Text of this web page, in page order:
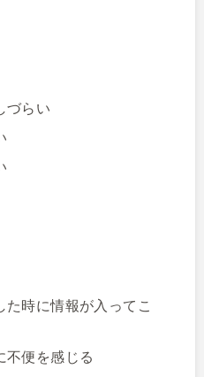
づらい
時に情報が入ってこ
不便を感じる